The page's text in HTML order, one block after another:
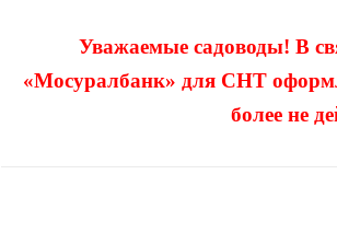
Уважаемые садоводы! В
«Мосуралбанк» для СНТ
более не